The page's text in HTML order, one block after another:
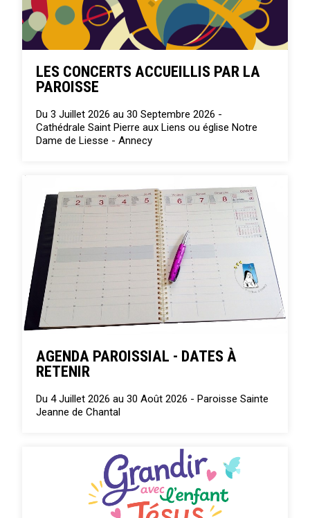
LES CONCERTS ACCUEILLIS PAR LA
PAROISSE
Du 3 Juillet 2026 au 30 Septembre 2026 -
Cathédrale Saint Pierre aux Liens ou église Notre
Dame de Liesse - Annecy
AGENDA PAROISSIAL - DATES À
RETENIR
Du 4 Juillet 2026 au 30 Août 2026 -Paroisse Sainte
Jeanne de Chantal